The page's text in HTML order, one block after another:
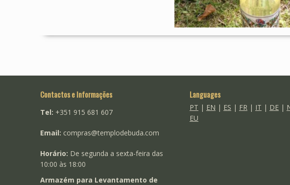
Contactos e Informações
Tel: +351 915 681 607
Email: compras@templodebuda.com
Horário: De segunda a sexta-feira das
10:00 às 18:00
Armazém para Levantamento de
Languages
PT | EN | ES | FR | IT | DE |
EU